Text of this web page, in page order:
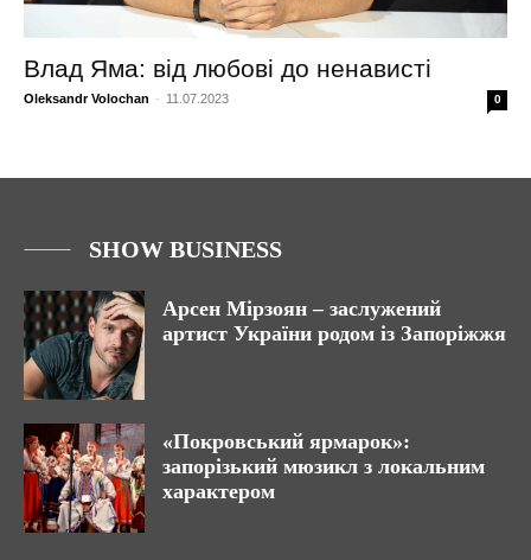
Влад Яма: від любові до ненависті
Oleksandr Volochan - 11.07.2023 0
SHOW BUSINESS
Арсен Мірзоян – заслужений
артист України родом із Запоріжжя
«Покровський ярмарок»:
запорізький мюзикл з локальним
характером